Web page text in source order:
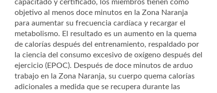
capacitado y certificado, los miembros tienen como
objetivo al menos doce minutos en la Zona Naranja
para aumentar su frecuencia cardíaca y recargar el
metabolismo. El resultado es un aumento en la quema
de calorías después del entrenamiento, respaldado por
la ciencia del consumo excesivo de oxígeno después del
ejercicio (EPOC). Después de doce minutos de arduo
trabajo en la Zona Naranja, su cuerpo quema calorías
adicionales a medida que se recupera durante las